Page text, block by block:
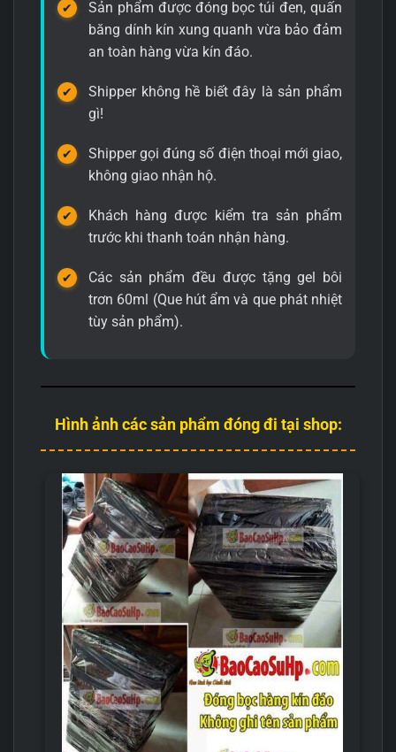
Sản phẩm được đóng bọc túi đen, quấn
băng dính kín xung quanh vừa bảo đảm
an toàn hàng vừa kín đáo.
Shipper không hề biết đây là sản phẩm
gì!
Shipper gọi đúng số điện thoại mới giao,
không giao nhận hộ.
Khách hàng được kiểm tra sản phẩm
trước khi thanh toán nhận hàng.
Các sản phẩm đều được tặng gel bôi
trơn 60ml (Que hút ẩm và que phát nhiệt
tùy sản phẩm).
Hình ảnh các sản phẩm đóng đi tại shop: